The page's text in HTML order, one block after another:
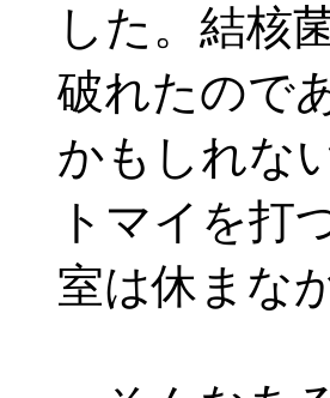
した。結核
破れたので
かもしれな
トマイを打
室は休まな